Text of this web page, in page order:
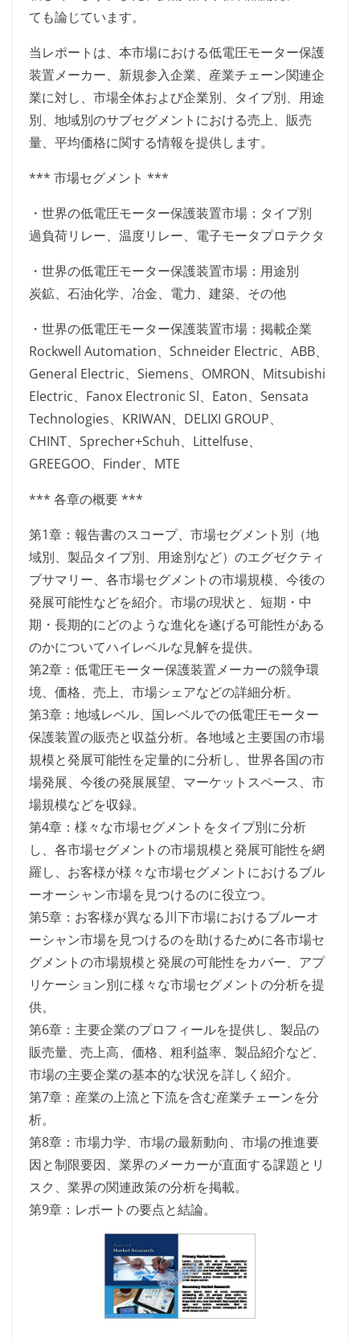
ても論じています。
当レポートは、本市場における低電圧モーター保護
装置メーカー、新規参入企業、産業チェーン関連企
業に対し、市場全体および企業別、タイプ別、用途
別、地域別のサブセグメントにおける売上、販売
量、平均価格に関する情報を提供します。
*** 市場セグメント ***
・世界の低電圧モーター保護装置市場：タイプ別
過負荷リレー、温度リレー、電子モータプロテクタ
・世界の低電圧モーター保護装置市場：用途別
炭鉱、石油化学、冶金、電力、建築、その他
・世界の低電圧モーター保護装置市場：掲載企業
Rockwell Automation、Schneider Electric、ABB、
General Electric、Siemens、OMRON、Mitsubishi
Electric、Fanox Electronic Sl、Eaton、Sensata
Technologies、KRIWAN、DELIXI GROUP、
CHINT、Sprecher+Schuh、Littelfuse、
GREEGOO、Finder、MTE
*** 各章の概要 ***
第1章：報告書のスコープ、市場セグメント別（地
域別、製品タイプ別、用途別など）のエグゼクティ
ブサマリー、各市場セグメントの市場規模、今後の
発展可能性などを紹介。市場の現状と、短期・中
期・長期的にどのような進化を遂げる可能性がある
のかについてハイレベルな見解を提供。
第2章：低電圧モーター保護装置メーカーの競争環
境、価格、売上、市場シェアなどの詳細分析。
第3章：地域レベル、国レベルでの低電圧モーター
保護装置の販売と収益分析。各地域と主要国の市場
規模と発展可能性を定量的に分析し、世界各国の市
場発展、今後の発展展望、マーケットスペース、市
場規模などを収録。
第4章：様々な市場セグメントをタイプ別に分析
し、各市場セグメントの市場規模と発展可能性を網
羅し、お客様が様々な市場セグメントにおけるブル
ーオーシャン市場を見つけるのに役立つ。
第5章：お客様が異なる川下市場におけるブルーオ
ーシャン市場を見つけるのを助けるために各市場セ
グメントの市場規模と発展の可能性をカバー、アプ
リケーション別に様々な市場セグメントの分析を提
供。
第6章：主要企業のプロフィールを提供し、製品の
販売量、売上高、価格、粗利益率、製品紹介など、
市場の主要企業の基本的な状況を詳しく紹介。
第7章：産業の上流と下流を含む産業チェーンを分
析。
第8章：市場力学、市場の最新動向、市場の推進要
因と制限要因、業界のメーカーが直面する課題とリ
スク、業界の関連政策の分析を掲載。
第9章：レポートの要点と結論。